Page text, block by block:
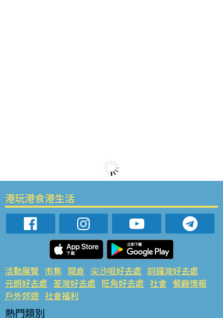
港玩港食港生活
活動展覽 市集 開倉 尖沙咀好去處 銅鑼灣好去處
元朗好去處 荃灣好去處 旺角好去處 社會 餐廳情報
戶外郊遊 社會福利
熱門類別